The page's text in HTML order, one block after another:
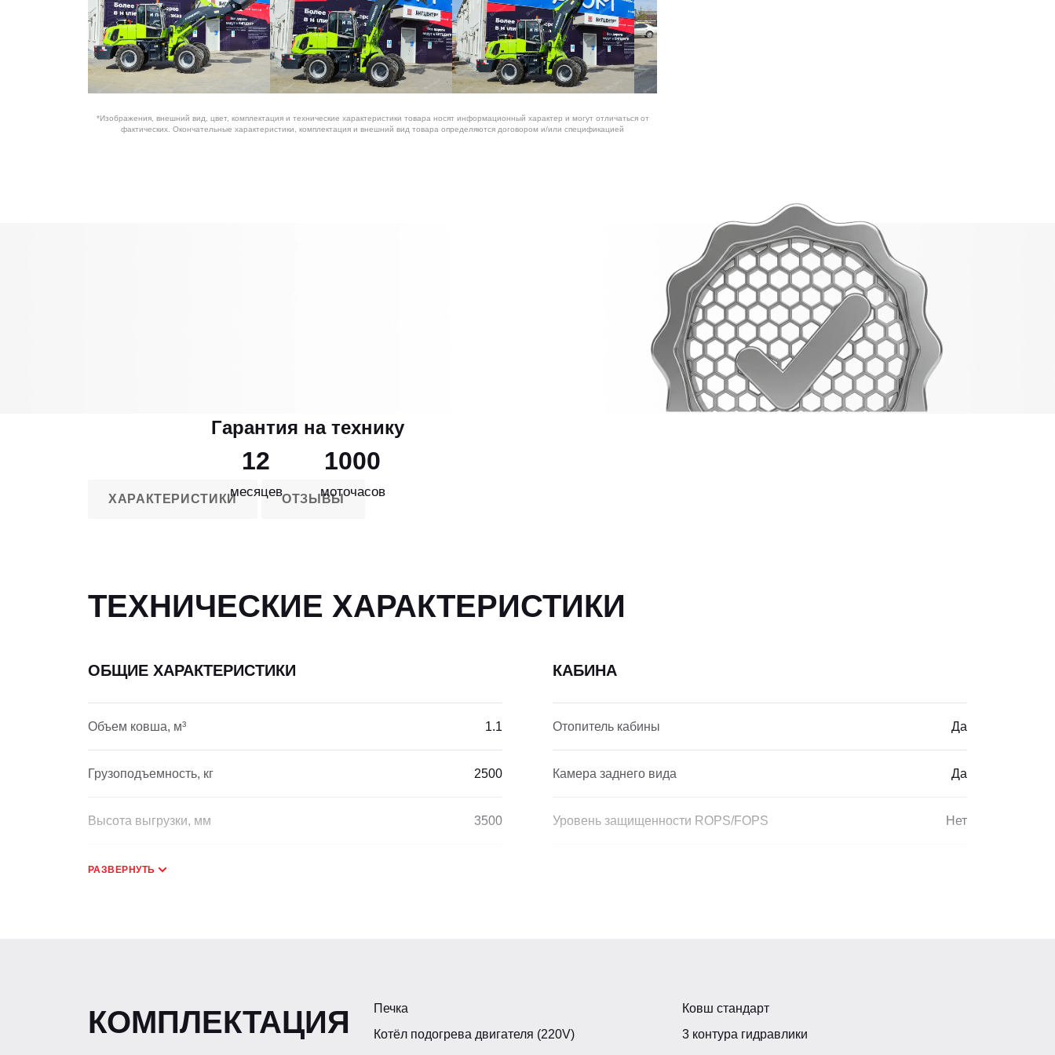
*Изображения, внешний вид, цвет, комплектация и технические характеристики товара носят информационный характер и могут отличаться от
фактических. Окончательные характеристики, комплектация и внешний вид товара определяются договором и/или спецификацией
Гарантия на технику
12
месяцев
1000
моточасов
ХАРАКТЕРИСТИКИ ОТЗЫВЫ
ТЕХНИЧЕСКИЕ ХАРАКТЕРИСТИКИ
ОБЩИЕ ХАРАКТЕРИСТИКИ
Объем ковша, м³ 1.1
Грузоподъемность, кг 2500
Высота выгрузки, мм 3500
Способ управления рабочим оборудованием
ДВИГАТЕЛЬ
КАБИНА
Отопитель кабины Да
Камера заднего вида Да
Уровень защищенности ROPS/FOPS Нет
Внешний радиус поворота, мм
РАЗВЕРНУТЬ
КОМПЛЕКТАЦИЯ Печка
Ковш стандарт
Котёл подогрева двигателя (220V)
3 контура гидравлики